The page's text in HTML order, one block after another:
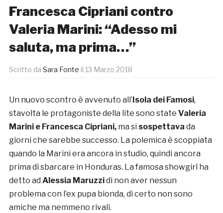
Francesca Cipriani contro
Valeria Marini: “Adesso mi
saluta, ma prima…”
Scritto da Sara Fonte il 13 Marzo 2018
Un nuovo scontro è avvenuto all’ Isola dei Famosi,
stavolta le protagoniste della lite sono state Valeria
Marini e Francesca Cipriani, ma si sospettava da
giorni che sarebbe successo. La polemica è scoppiata
quando la Marini era ancora in studio, quindi ancora
prima di sbarcare in Honduras. La famosa showgirl ha
detto ad Alessia Maruzzidi non aver nessun
problema con l’ex pupa bionda, di certo non sono
amiche ma nemmeno rivali.